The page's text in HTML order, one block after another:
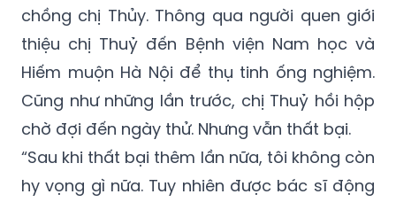
chồng chị Thủy. Thông qua người quen giới
thiệu chị Thuỷ đến Bệnh viện Nam học và
Hiếm muộn Hà Nội để thụ tinh ống nghiệm.
Cũng như những lần trước, chị Thuỷ hồi hộp
chờ đợi đến ngày thử. Nhưng vẫn thất bại.
“Sau khi thất bại thêm lần nữa, tôi không còn
hy vọng gì nữa. Tuy nhiên được bác sĩ động